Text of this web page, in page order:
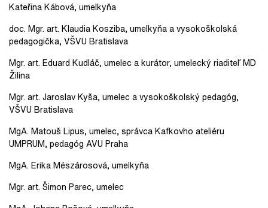
Kateřina Kábová, umelkyňa
doc. Mgr. art. Klaudia Kosziba, umelkyňa a vysokoškolská
pedagogička, VŠVU Bratislava
Mgr. art. Eduard Kudláč, umelec a kurátor, umelecký riaditeľ MD
Žilina
Mgr. art. Jaroslav Kyša, umelec a vysokoškolský pedagóg,
VŠVU Bratislava
MgA. Matouš Lipus, umelec, správca Kafkovho ateliéru
UMPRUM, pedagóg AVU Praha
MgA. Erika Mészárosová, umelkyňa
Mgr. art. Šimon Parec, umelec